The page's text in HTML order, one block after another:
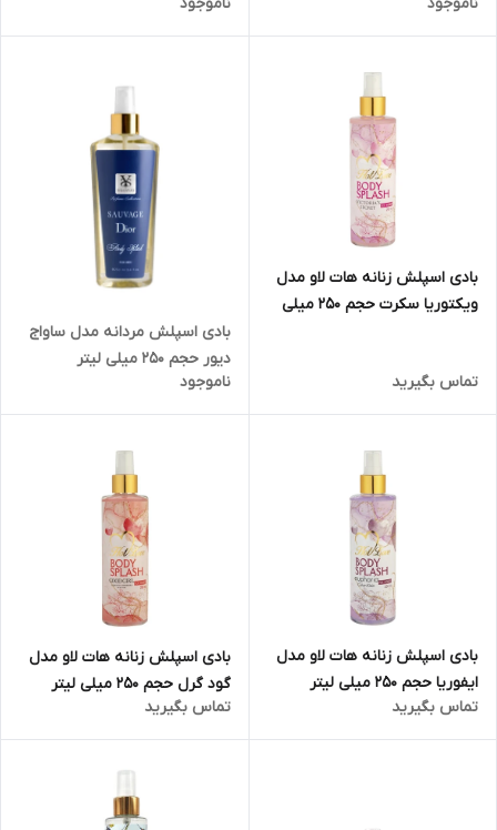
میلی لیتر
بادی اسپلش زنانه هات لاو مدل
ویکتوریا سکرت حجم 250 میلی
تماس بگیرید
بادی اسپلش مردانه مدل ساواج
دیور حجم ۲۵۰ میلی لیتر
ناموجود
بادی اسپلش زنانه هات لاو مدل
ایفوریا حجم 250 میلی لیتر
تماس بگیرید
بادی اسپلش زنانه هات لاو مدل
گود گرل حجم 250 میلی لیتر
تماس بگیرید